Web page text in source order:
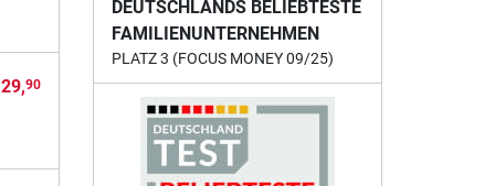
90
DEUTSCHLANDS BELIEBTESTE
FAMILIENUNTERNEHMEN
PLATZ 3 (FOCUS MONEY 09/25)